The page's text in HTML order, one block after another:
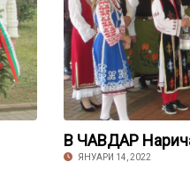
В ЧАВДАР
ЯНУАРИ 14, 2022